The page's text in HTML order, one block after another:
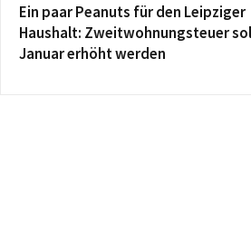
Ein paar Peanuts für den Leipziger
Haushalt: Zweitwohnungsteuer
Januar erhöht werden